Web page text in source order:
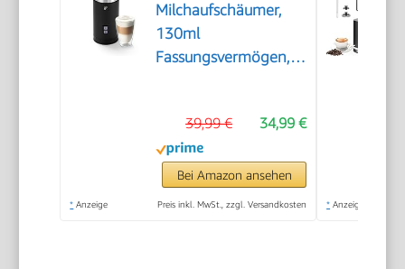
Milchaufschäumer,
130ml
Fassungsvermögen,
Antihaftbeschichtung,
warmer und kalter
Milchschaum, für
Latte Macchiato,
34,99 €
39,99 €
Bei Amazon ansehen
* Anzeige Preis inkl. MwSt., zzgl. Versandkosten * Anzeige